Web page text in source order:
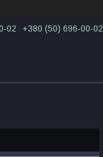
02 +380 (50) 696-00-02